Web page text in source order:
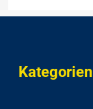
Kategorien